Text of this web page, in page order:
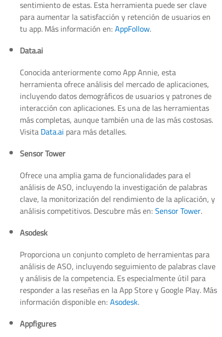
sentimiento de estas. Esta herramienta puede ser clave
para aumentar la satisfacción y retención de usuarios en
tu app. Más información en:AppFollow.
Data.ai
Conocida anteriormente como App Annie, esta
herramienta ofrece análisis del mercado de aplicaciones,
incluyendo datos demográficos de usuarios y patrones de
interacción con aplicaciones. Es una de las herramientas
más completas, aunque también una de las más costosas.
VisitaData.ai para más detalles.
Sensor Tower
Ofrece una amplia gama de funcionalidades para el
análisis de ASO, incluyendo la investigación de palabras
clave, la monitorización del rendimiento de la aplicación, y
análisis competitivos. Descubre más en:Sensor Tower.
Asodesk
Proporciona un conjunto completo de herramientas para
análisis de ASO, incluyendo seguimiento de palabras clave
y análisis de la competencia. Es especialmente útil para
responder a las reseñas en la App Store y Google Play. Más
información disponible en:Asodesk.
Appfigures